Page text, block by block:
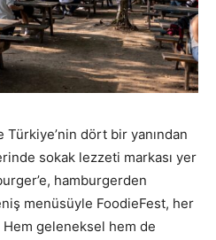
dört bir yanından
sokak lezzeti markası yer
hamburgerden
menüsüyle FoodieFest, her
Hem geleneksel hem de